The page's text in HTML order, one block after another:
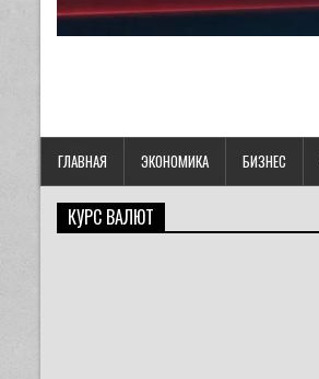
ГЛАВНАЯ ЭКОНОМИКА БИЗНЕС
КУРС ВАЛЮТ